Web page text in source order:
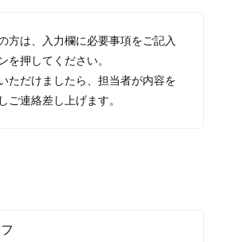
方は、入力欄に必要事項をご記入
を押してください。
ただけましたら、担当者が内容を
ご連絡差し上げます。